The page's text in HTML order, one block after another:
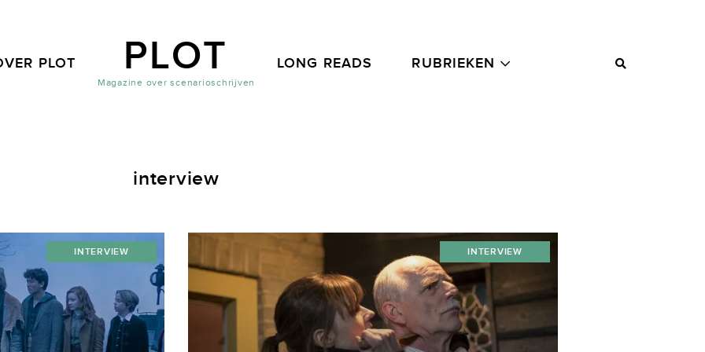
PLOT
Magazine over scenarioschrijven
PLOT LONG READS RUBRIEKEN
interview
INTERVIEW INTERVIEW